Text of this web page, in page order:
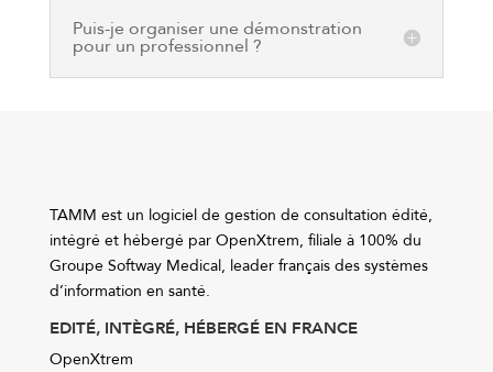
Puis-je organiser une démonstration
pour un professionnel ?
TAMM est un logiciel de gestion de consultation édité,
intégré et hébergé par OpenXtrem, filiale à 100% du
Groupe Softway Medical, leader français des systèmes
d’information en santé.
EDITÉ, INTÈGRÉ, HÉBERGÉ EN FRANCE
OpenXtrem